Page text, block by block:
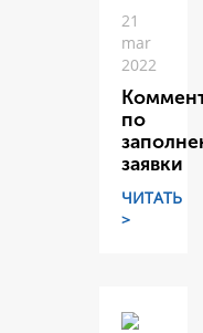
21
mar
2022
по
заявки
ЧИТАТЬ
>